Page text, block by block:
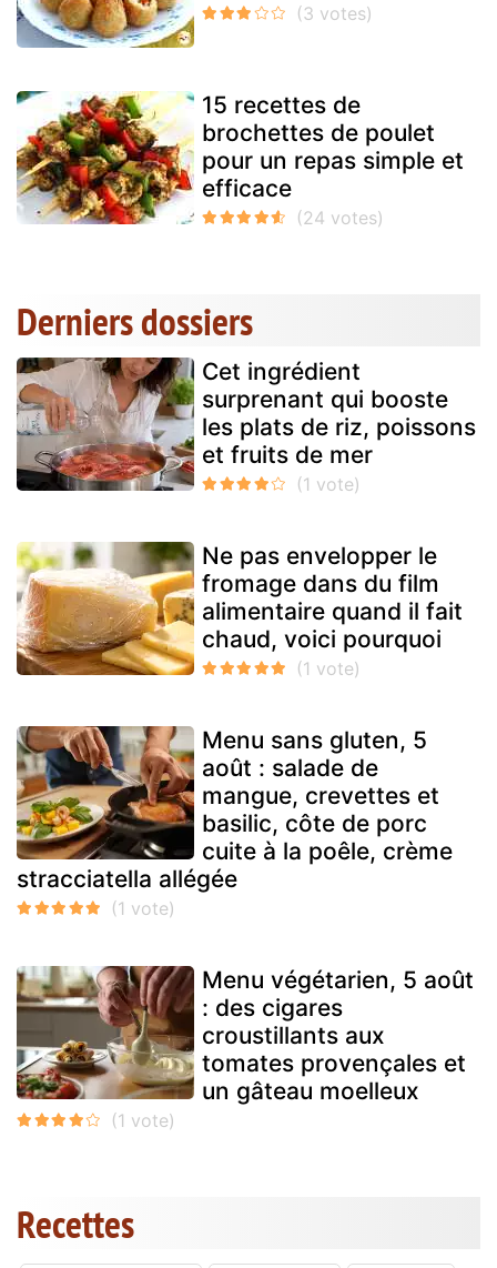
15 recettes de
brochettes de poulet
pour un repas simple et
efficace
Derniers dossiers
Cet ingrédient
surprenant qui booste
les plats de riz, poissons
et fruits de mer
Ne pas envelopper le
fromage dans du film
alimentaire quand il fait
chaud, voici pourquoi
Menu sans gluten, 5
août : salade de
mangue, crevettes et
basilic, côte de porc
cuite à la poêle, crème
stracciatella allégée
Menu végétarien, 5 août
: des cigares
croustillants aux
tomates provençales et
un gâteau moelleux
Recettes